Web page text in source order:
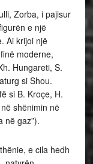
Zorba, i pajisur
e një
Ai krijoi një
moderne,
Hungareti, S.
si Shou.
si B. Kroçe, H.
shënimin në
në gaz”).
e cila hedh